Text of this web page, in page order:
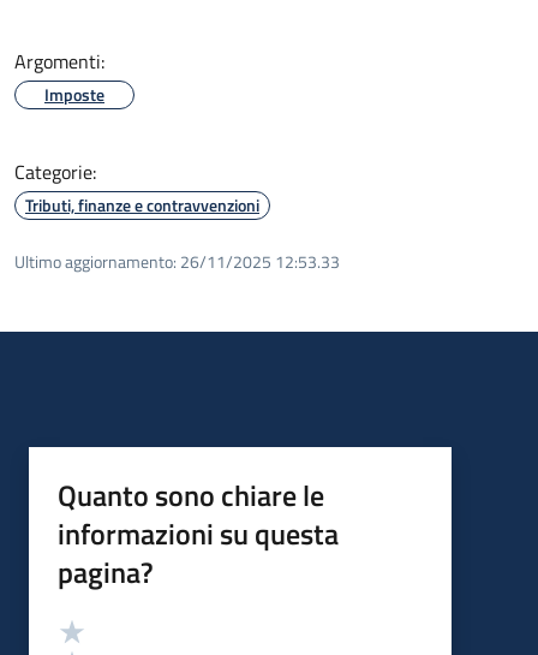
Argomenti:
Imposte
Categorie:
Tributi, finanze e contravvenzioni
Ultimo aggiornamento: 26/11/2025 12:53.33
Quanto sono chiare le
informazioni su questa
pagina?
Valutazione